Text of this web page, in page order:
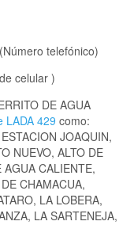
telefónico)
celular )
DE AGUA
LADA 429 como:
JOAQUIN,
NUEVO, ALTO DE
CALIENTE,
CHAMACUA,
LA LOBERA,
LA SARTENEJA,